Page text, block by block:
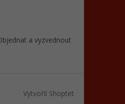
a vyzvednout
Vytvořil Shoptet